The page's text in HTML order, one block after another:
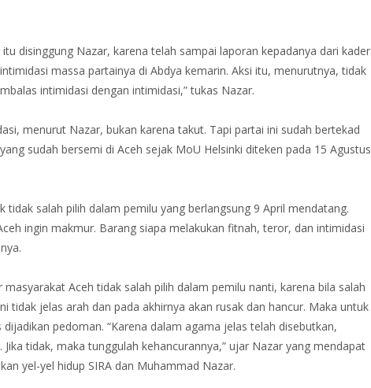
disinggung Nazar, karena telah sampai laporan kepadanya dari kader
massa partainya di Abdya kemarin. Aksi itu, menurutnya, tidak
intimidasi dengan intimidasi,” tukas Nazar.
menurut Nazar, bukan karena takut. Tapi partai ini sudah bertekad
sudah bersemi di Aceh sejak MoU Helsinki diteken pada 15 Agustus
tidak salah pilih dalam pemilu yang berlangsung 9 April mendatang.
ingin makmur. Barang siapa melakukan fitnah, teror, dan intimidasi
Aceh tidak salah pilih dalam pemilu nanti, karena bila salah
tidak jelas arah dan pada akhirnya akan rusak dan hancur. Maka untuk
pedoman. “Karena dalam agama jelas telah disebutkan,
tidak, maka tunggulah kehancurannya,” ujar Nazar yang mendapat
yel-yel hidup SIRA dan Muhammad Nazar.